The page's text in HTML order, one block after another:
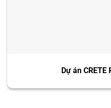
Dự án CRETE